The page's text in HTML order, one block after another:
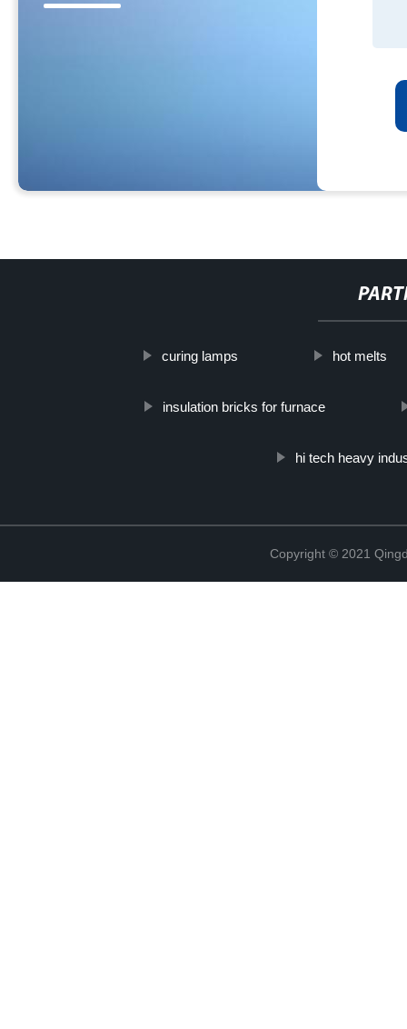
curing lamps hot melts
insulation bricks for furnace
hi tech heavy
Copyright © 2021